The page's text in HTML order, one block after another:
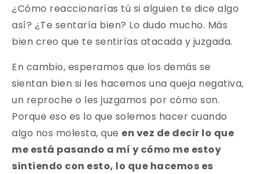
¿Cómo reaccionarías tú si alguien te dice algo
así? ¿Te sentaría bien? Lo dudo mucho. Más
bien creo que te sentirías atacada y juzgada.
En cambio, esperamos que los demás se
sientan bien si les hacemos una queja negativa,
un reproche o les juzgamos por cómo son.
Porque eso es lo que solemos hacer cuando
algo nos molesta, que en vez de decir lo que
me está pasando a mí y cómo me estoy
sintiendo con esto, lo que hacemos es